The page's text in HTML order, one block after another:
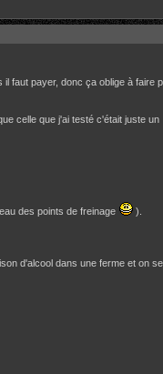
faut payer, donc ça oblige à faire
celle que j'ai testé c'était juste un
des points de freinage ).
d'alcool dans une ferme et on se